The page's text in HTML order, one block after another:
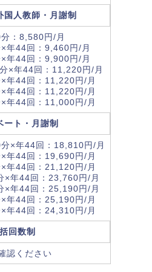
国人教師・月謝制
：8,580円/月
年44回：9,460円/月
年44回：9,900円/月
×年44回：11,220円/月
年44回：11,220円/月
年44回：11,220円/月
年44回：11,000円/月
ート・月謝制
×年44回：18,810円/月
年44回：19,690円/月
年44回：21,120円/月
×年44回：23,760円/月
×年44回：25,190円/月
年44回：25,190円/月
年44回：24,310円/月
回数制
認ください